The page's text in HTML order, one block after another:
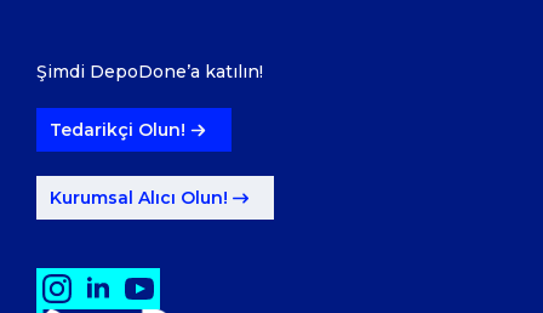
Şimdi DepoDone’a katılın!
Tedarikçi Olun!
Kurumsal Alıcı Olun!